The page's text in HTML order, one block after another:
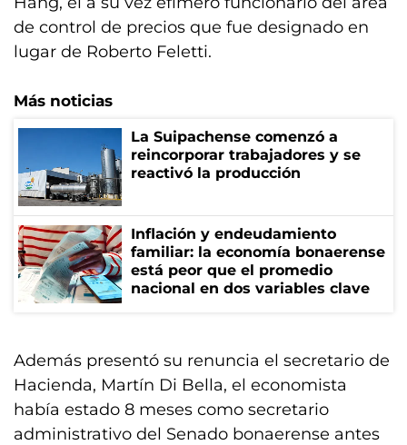
de control de precios que fue designado en
lugar de Roberto Feletti.
Más noticias
La Suipachense comenzó a
reincorporar trabajadores y se
reactivó la producción
Inflación y endeudamiento
familiar: la economía bonaerense
está peor que el promedio
nacional en dos variables clave
Además presentó su renuncia el secretario de
Hacienda, Martín Di Bella, el economista
había estado 8 meses como secretario
administrativo del Senado bonaerense antes